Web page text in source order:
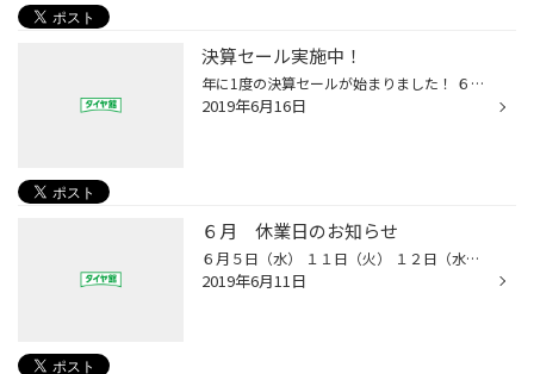
決算セール実施中！
年に1度の決算セールが始まりました！ ６月１５日よりスタートしてスタッドレスのご予約、夏用タイヤまで良く売れています！ 本当にありがとうございます！ 月末まで決算セール実施中ですのでこの機会にぜひお立ち寄りください！
2019年6月16日
６月 休業日のお知らせ
６月５日（水） １１日（火） １２日（水） １９日（水） ２６日（水）が休業日となります。
2019年6月11日